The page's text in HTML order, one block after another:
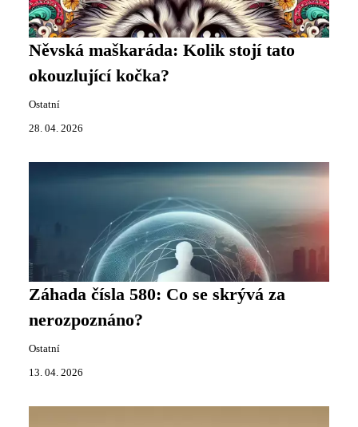
Něvská maškaráda: Kolik stojí tato
okouzlující kočka?
Ostatní
28. 04. 2026
Záhada čísla 580: Co se skrývá za
nerozpoznáno?
Ostatní
13. 04. 2026